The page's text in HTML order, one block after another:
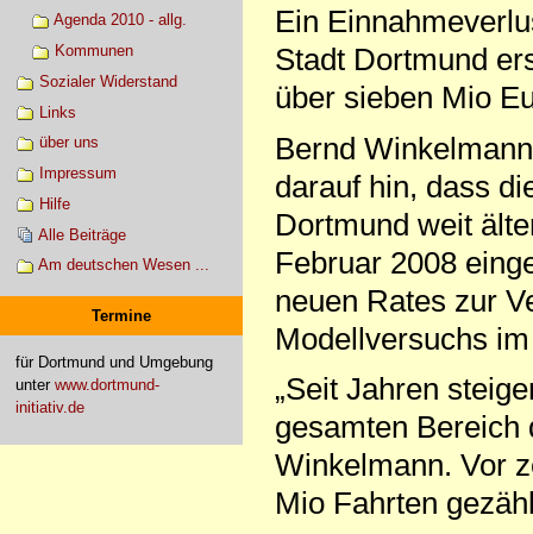
Agenda 2010 - allg.
Kommunen
Sozialer Widerstand
Links
über uns
Impressum
Hilfe
Alle Beiträge
Am deutschen Wesen ...
Termine
für Dortmund und Umgebung
unter www.dortmund-
initiativ.de
Ein
Stadt Dortmund
über sieben Mio
Bernd
darauf hin, dass
Dortmund weit
Februar 2008
neuen Rates zur
Modellversuchs
„Seit Jahren
gesamten Bereich
Winkelmann. Vor
Mio Fahrten